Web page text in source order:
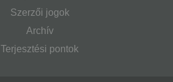
Szerzői jogok
Archív
Terjesztési pontok